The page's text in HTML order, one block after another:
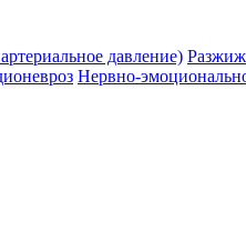
давление)
Нервно-